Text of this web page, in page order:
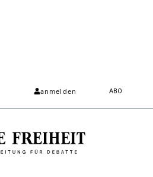
anmelden ABO